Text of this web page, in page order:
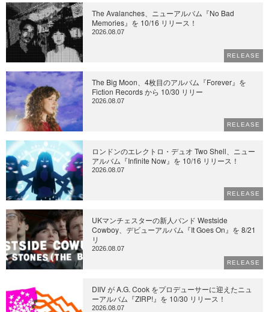
The Avalanches、ニューアルバム『No Bad
Memories』を 10/16 リリース！
2026.08.07
RELEASE
The Big Moon、4枚目のアルバム『Forever』を
Fiction Records から 10/30 リリー
2026.08.07
RELEASE
ロンドンのエレクトロ・デュオ Two Shell、ニュー
アルバム『Infinite Now』を 10/16 リリース！
2026.08.07
RELEASE
UKマンチェスターの新人バンド Westside
Cowboy、デビューアルバム『It Goes On』を 8/21
リ
2026.08.07
RELEASE
DIIV が A.G. Cook をプロデューサーに迎えたニュ
ーアルバム『ZIRP!』を 10/30 リリース！
2026.08.07